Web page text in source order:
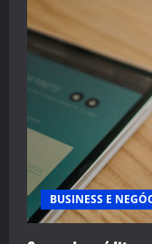
BUSINESS E